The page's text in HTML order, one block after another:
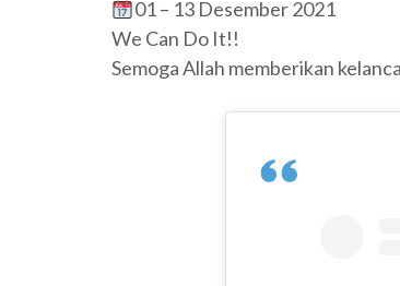
01 – 13 Desember 2021
We Can Do It!!
Semoga Allah memberikan